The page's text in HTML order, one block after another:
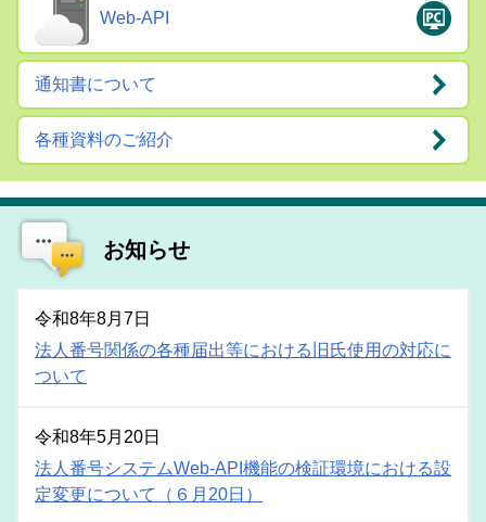
Web-API
通知書について
各種資料のご紹介
お知らせ
令和8年8月7日
法人番号関係の各種届出等における旧氏使用の対応に
ついて
令和8年5月20日
法人番号システムWeb‑API機能の検証環境における設
定変更について（６月20日）